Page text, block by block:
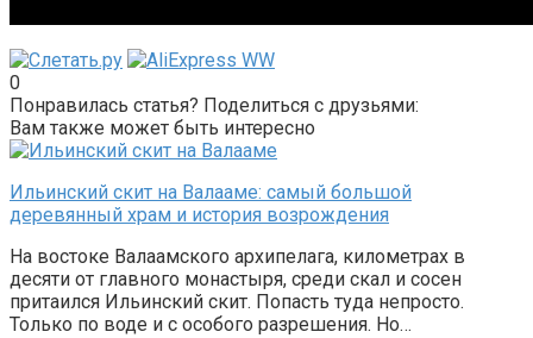
0
Понравилась статья? Поделиться с друзьями:
Вам также может быть интересно
Ильинский скит на Валааме: самый большой
деревянный храм и история возрождения
На востоке Валаамского архипелага, километрах в
десяти от главного монастыря, среди скал и сосен
притаился Ильинский скит. Попасть туда непросто.
Только по воде и с особого разрешения. Но…